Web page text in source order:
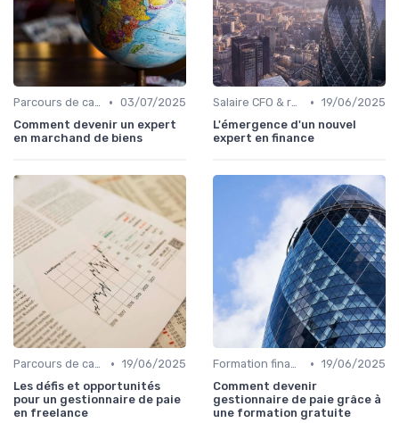
Parcours de carrière en finance • 03/07/2025
Comment devenir un expert
en marchand de biens
Salaire CFO & rémunération variable • 19/06/2025
L'émergence d'un nouvel
expert en finance
Parcours de carrière en finance • 19/06/2025
Les défis et opportunités
pour un gestionnaire de paie
en freelance
Formation finance & upskilling • 19/06/2025
Comment devenir
gestionnaire de paie grâce à
une formation gratuite